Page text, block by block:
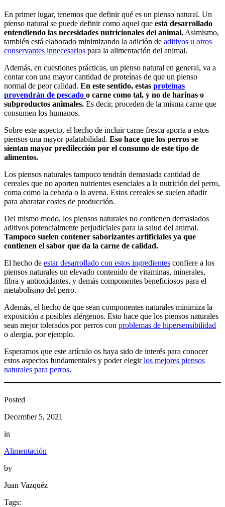
En primer lugar, tenemos que definir qué es un pienso natural. Un
pienso natural se puede definir como aquel que está desarrollado
entendiendo las necesidades nutricionales del animal. Asimismo,
también está elaborado minimizando la adición de aditivos u otros
conservantes innecesarios para la alimentación del animal.
Además, en cuestiones prácticas, un pienso natural en general, va a
contar con una mayor cantidad de proteínas de que un pienso
normal de peor calidad. En este sentido, estas proteínas
provendrán de pescado o carne como tal, y no de harinas o
subproductos animales. Es decir, proceden de la misma carne que
consumen los humanos.
Sobre este aspecto, el hecho de incluir carne fresca aporta a estos
piensos una mayor palatabilidad. Eso hace que los perros se
sientan mayor predilección por el consumo de este tipo de
alimentos.
Los piensos naturales tampoco tendrán demasiada cantidad de
cereales que no aporten nutrientes esenciales a la nutrición del perro,
coma como la cebada o la avena. Estos cereales se suelen añadir
para abaratar costes de producción.
Del mismo modo, los piensos naturales no contienen demasiados
aditivos potencialmente perjudiciales para la salud del animal.
Tampoco suelen contener saborizantes artificiales ya que
contienen el sabor que da la carne de calidad.
El hecho de estar desarrollado con estos ingredientes confiere a los
piensos naturales un elevado contenido de vitaminas, minerales,
fibra y antioxidantes, y demás componentes beneficiosos para el
metabolismo del perro.
Además, el hecho de que sean componentes naturales minimiza la
exposición a posibles alérgenos. Esto hace que los piensos naturales
sean mejor tolerados por perros con problemas de hipersensibilidad
o alergia, por ejemplo.
Esperamos que este artículo os haya sido de interés para conocer
estos aspectos fundamentales y poder elegirlos mejores piensos
naturales para perros.
Posted
December 5, 2021
in
Alimentación
by
Juan Vazquéz
Tags: